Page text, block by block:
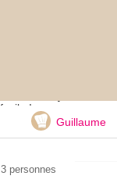
Guillaume
3 personnes